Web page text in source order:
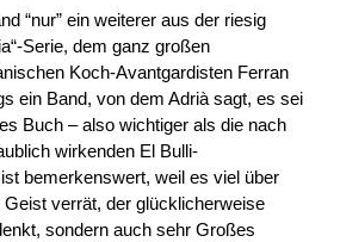
“nur” ein weiterer aus der riesig
Serie, dem ganz großen
Koch-Avantgardisten Ferran
ein Band, von dem Adrià sagt, es sei
Buch – also wichtiger als die nach
wirkenden El Bulli-
bemerkenswert, weil es viel über
verrät, der glücklicherweise
sondern auch sehr Großes